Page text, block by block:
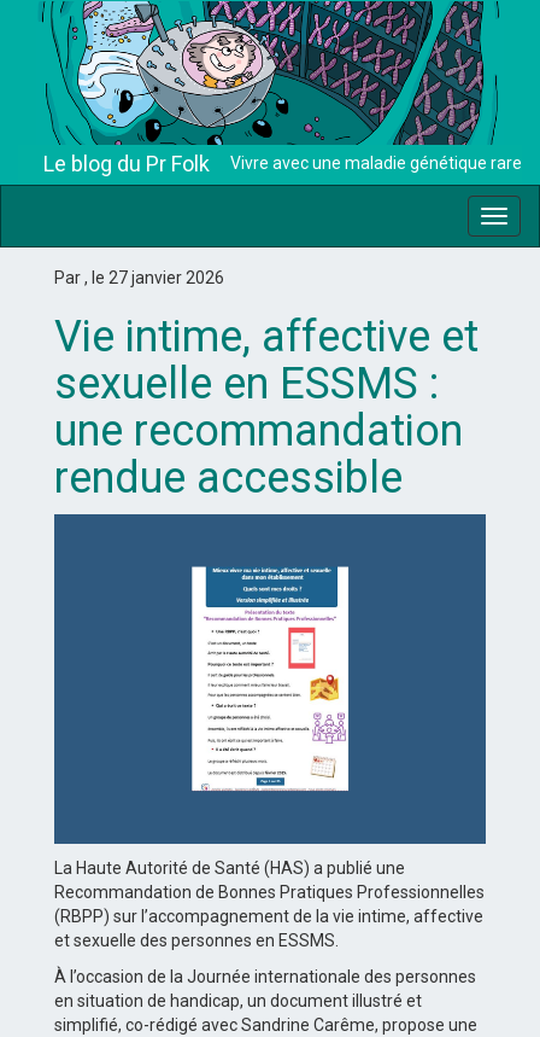
Le blog du Pr Folk Vivre avec une maladie génétique rare
Par , le 27 janvier 2026
Vie intime, affective et
sexuelle en ESSMS :
une recommandation
rendue accessible
La Haute Autorité de Santé (HAS) a publié une
Recommandation de Bonnes Pratiques Professionnelles
(RBPP) sur l’accompagnement de la vie intime, affective
et sexuelle des personnes en ESSMS.
À l’occasion de la Journée internationale des personnes
en situation de handicap, un document illustré et
simplifié, co-rédigé avec Sandrine Carême, propose une